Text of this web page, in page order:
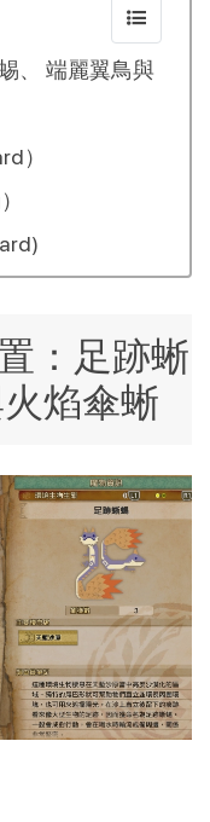
、 端麗翼鳥與
）
：足跡蜥
焰傘蜥